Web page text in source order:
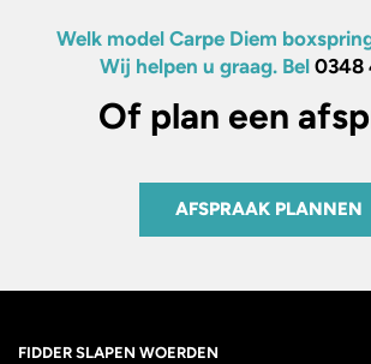
Welk model Carpe Diem
Wij helpen u graag. Bel 0348
Of plan een
AFSPRAAK PLANNEN
FIDDER SLAPEN WOERDEN